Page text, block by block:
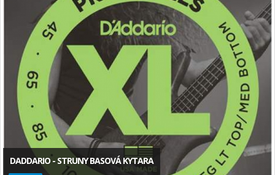
DADDARIO - STRUNY BASOVÁ KYTARA